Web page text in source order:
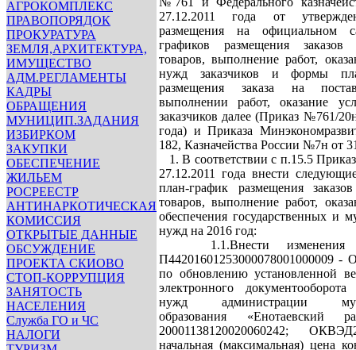
АГРОКОМПЛЕКС
ПРАВОПОРЯДОК
ПРОКУРАТУРА
ЗЕМЛЯ,АРХИТЕКТУРА,
ИМУЩЕСТВО
АДМ.РЕГЛАМЕНТЫ
КАДРЫ
ОБРАЩЕНИЯ
МУНИЦИП.ЗАДАНИЯ
ИЗБИРКОМ
ЗАКУПКИ
ОБЕСПЕЧЕНИЕ
ЖИЛЬЕМ
РОСРЕЕСТР
АНТИНАРКОТИЧЕСКАЯ
КОМИССИЯ
ОТКРЫТЫЕ ДАННЫЕ
ОБСУЖДЕНИЕ
ПРОЕКТА СКИОВО
СТОП-КОРРУПЦИЯ
ЗАНЯТОСТЬ
НАСЕЛЕНИЯ
Служба ГО и ЧС
НАЛОГИ
27.12.2011 года от
размещения на официальном
графиков размещения
товаров, выполнение работ,
нужд заказчиков и формы
размещения заказа на
выполнении работ, оказание
заказчиков далее (Приказ №761/
года) и Приказа
182, Казначейства России №7н от
1. В соответствии с п.15.5
27.12.2011 года внести
план-график размещения
товаров, выполнение работ,
обеспечения государственных и
нужд на 2016 год:
1.1.Внести изменения
П44201601253000078001000009 -
по обновлению установленной
электронного
нужд администрации
образования «Енотаевский
20001138120020060242;
начальная (максимальная) цена